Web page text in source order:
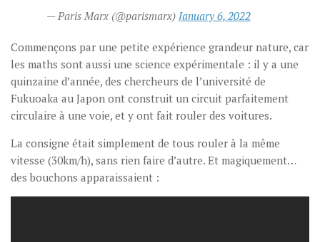
— Paris Marx (@parismarx) January 6, 2022
Commençons par une petite expérience grandeur nature, car
les maths sont aussi une science expérimentale : il y a une
quinzaine d’année, des chercheurs de l’université de
Fukuoaka au Japon ont construit un circuit parfaitement
circulaire à une voie, et y ont fait rouler des voitures.
La consigne était simplement de tous rouler à la même
vitesse (30km/h), sans rien faire d’autre. Et magiquement…
des bouchons apparaissaient :